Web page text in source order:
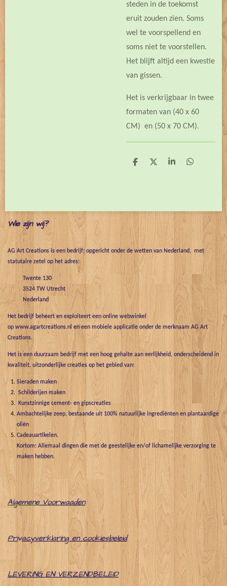
steden in de toekomst
eruit zouden zien. Soms
wel te voorspellend en
soms niet te voorstellen.
Het blijft altijd een kwestie
van gissen.
Het is verkrijgbaar in twee
formaten van (40 x 60
CM) en (50 x 70 CM).
D
D
S
D
Wie zijn wij?
AG Art Creations is een bedrijf; opgericht onder de wetten van Nederland, met
statutaire zetel op het adres:
Twente 130
3524 TW Utrecht
Nederland
Het bedrijf beheert en exploiteert een online webwinkel
op www.agartcreations.nl en een mobiele applicatie onder de merknaam AG Art
Creations.
Het is een duurzaam bedrijf met een hoog gehalte aan eerlijkheid, onderscheidend in
kwaliteit, uitzonderlijke creaties op het gebied van:
Sieraden maken
Schilderijen maken
Kunstzinnige cement- en gipscreaties
Ambachtelijke zeep, bestaande uit 100% natuurlijke ingrediënten en plantaardige
oliën
Cadeauartikelen.
Kortom: Allemaal dingen die met de geestelijke en/of lichamelijke verzorging te
maken hebben.
Algemene Voorwaaden
Privacyverklaring en cookiesbeleid
LEVERING EN VERZENDBELEID